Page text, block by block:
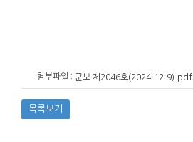
첨부파일 : 군보 제2046호(2024-12-9).pdf
목록보기